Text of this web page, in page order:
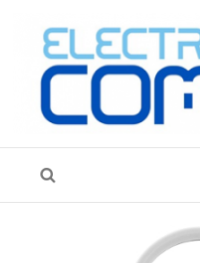
COMPEL